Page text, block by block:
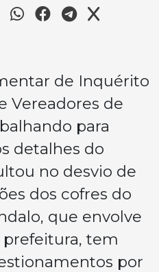
de Inquérito
Vereadores de
para
detalhes do
no desvio de
dos cofres do
que envolve
tem
por